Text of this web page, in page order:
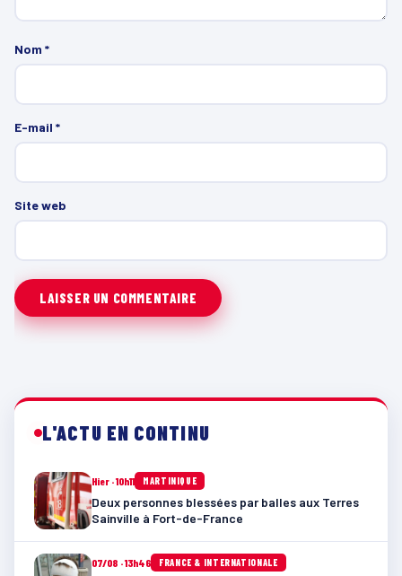
Nom *
E-mail *
Site web
L'ACTU EN CONTINU
Hier · 10h11 MARTINIQUE
Deux personnes blessées par balles aux Terres
Sainville à Fort-de-France
07/08 · 13h46 FRANCE & INTERNATIONALE